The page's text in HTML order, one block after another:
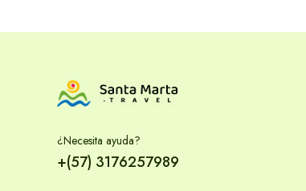
¿Necesita ayuda?
+(57) 3176257989